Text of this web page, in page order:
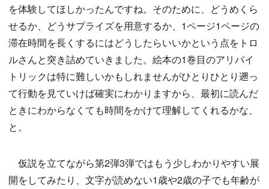
を体験してほしかったんですね。そのために、どうめくら
せるか、どうサプライズを用意するか、1ページ1ページの
滞在時間を長くするにはどうしたらいいかという点をトロ
ルさんと突き詰めていきました。絵本の1巻目のアリバイ
トリックは特に難しいかもしれませんがひとりひとり遡っ
て行動を見ていけば確実にわかりますから、最初に読んだ
ときにわからなくても時間をかけて理解してくれるかな、
と。
仮説を立てながら第2弾3弾ではもう少しわかりやすい展
開をしてみたり、文字が読めない1歳や2歳の子でも年齢が